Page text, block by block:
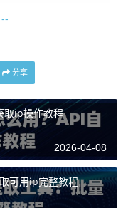
：
净网络架构，IP可用
持HTTP/HTTPS/SO
传输场景下的表
，动态IP切换速度要
分享
取ip操作教程
2026-04-08
可用ip完整教程